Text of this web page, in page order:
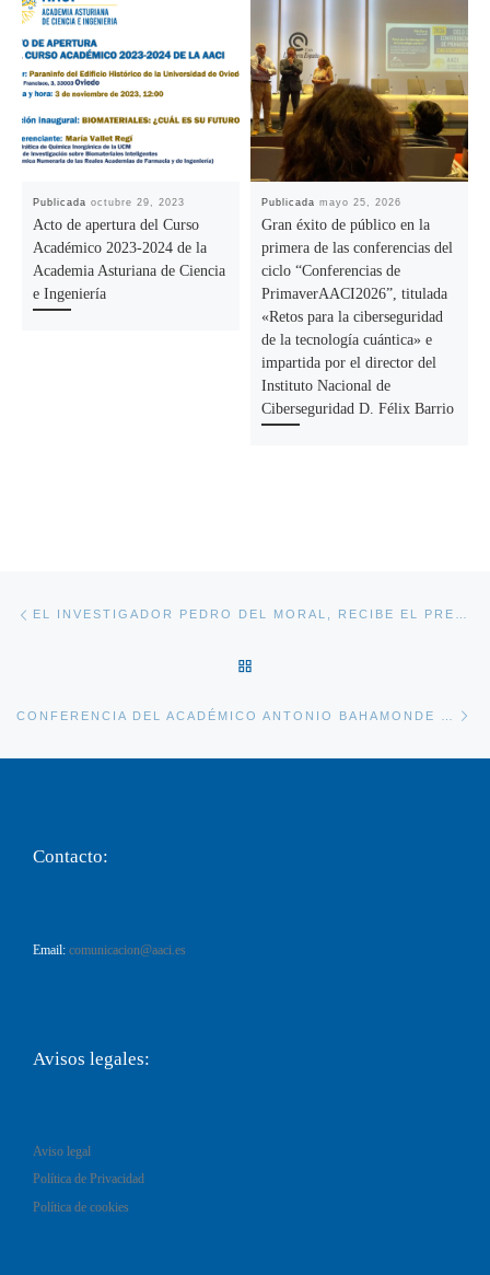
Publicadaoctubre 29, 2023
Acto de apertura del Curso
Académico 2023-2024 de la
Academia Asturiana de Ciencia
e Ingeniería
Publicadamayo 25, 2026
Gran éxito de público en la
primera de las conferencias del
ciclo “Conferencias de
PrimaverAACI2026”, titulada
«Retos para la ciberseguridad
de la tecnología cuántica» e
impartida por el director del
Instituto Nacional de
Ciberseguridad D. Félix Barrio
Navegación de la entrada
Contacto:
Email: comunicacion@aaci.es
Avisos legales:
Aviso legal
Política de Privacidad
Política de cookies